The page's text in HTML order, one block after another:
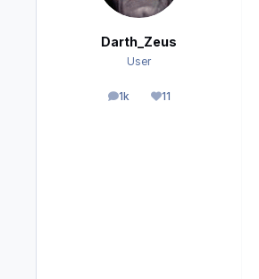
Darth_Zeus
User
1k
Beiträge11
Reputation